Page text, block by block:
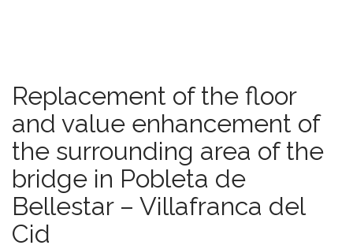
n
m
e
n
u
t
o
c
o
n
t
e
n
t
Replacement of the floor
and value enhancement of
the surrounding area of the
bridge in Pobleta de
Bellestar – Villafranca del
Cid